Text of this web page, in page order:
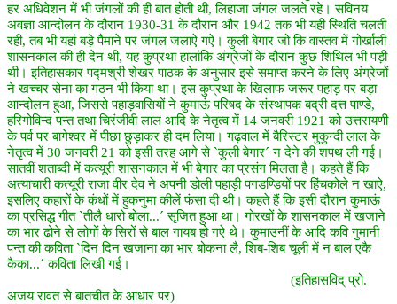
हर अधिवेशन में भी जंगलों की ही बात होती थी, लिहाजा जंगल जलते रहे। सविनय
अवज्ञा आन्दोलन के दौरान 1930-31 के दौरान और 1942 तक भी यही स्थिति चलती
रही, तब भी यहां बड़े पैमाने पर जंगल जलाऐ गऐ। कुली बेगार जो कि वास्तव में गोर्खाली
शासनकाल की ही देन थी, यह कुप्रथा हालांकि अंग्रेजों के दौरान कुछ शिथिल भी पड़ी
थी। इतिहासकार पद्मश्री शेखर पाठक के अनुसार इसे समाप्त करने के लिए अंग्रेजों
ने खच्चर सेना का गठन भी किया था। इस कुप्रथा के खिलाफ जरूर पहाड़ पर बड़ा
आन्दोलन हुआ, जिससे पहाड़वासियों ने कुमाऊं परिषद के संस्थापक बद्री दत्त पाण्डे,
हरिगोविन्द पन्त तथा चिरंजीवी लाल आदि के नेतृत्व में 14 जनवरी 1921 को उत्तरायणी
के पर्व पर बागेश्वर में पीछा छुड़ाकर ही दम लिया। गढ़वाल में बैरिस्टर मुकुन्दी लाल के
नेतृत्व में 30 जनवरी 21 को इसी तरह आगे से `कुली बेगार´ न देने की शपथ ली गई।
सातवीं शताब्दी में कत्यूरी शासनकाल में भी बेगार का प्रसंग मिलता है। कहते हैं कि
अत्याचारी कत्यूरी राजा वीर देव ने अपनी डोली पहाड़ी पगडण्डियों पर हिंचकोले न खाऐ,
इसलिए कहारों के कंधों में हुकनुमा कीलें फंसा दी थी। कहते हैं कि इसी दौरान कुमाऊं
का प्रसिद्ध गीत `तीलै धारो बोला...´ सृजित हुआ था। गोरखों के शासनकाल में खजाने
का भार ढोने से लोगों के सिरों से बाल गायब हो गऐ थे। कुमाउनीं के आदि कवि गुमानी
पन्त की कविता `दिन दिन खजाना का भार बोकना लै, शिब-शिब चूली में न बाल एकै
कैका...´ कविता लिखी गई।
(इतिहासविद् प्रो.
अजय रावत से बातचीत के आधार पर)